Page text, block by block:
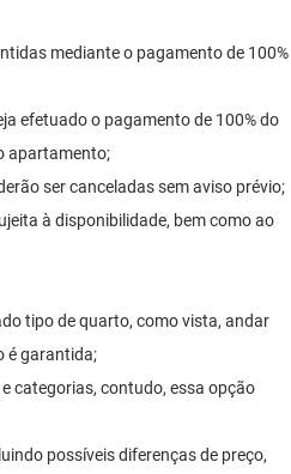
mediante o pagamento de 100%
efetuado o pagamento de 100% do
apartamento;
ser canceladas sem aviso prévio;
à disponibilidade, bem como ao
tipo de quarto, como vista, andar
é garantida;
categorias, contudo, essa opção
possíveis diferenças de preço,